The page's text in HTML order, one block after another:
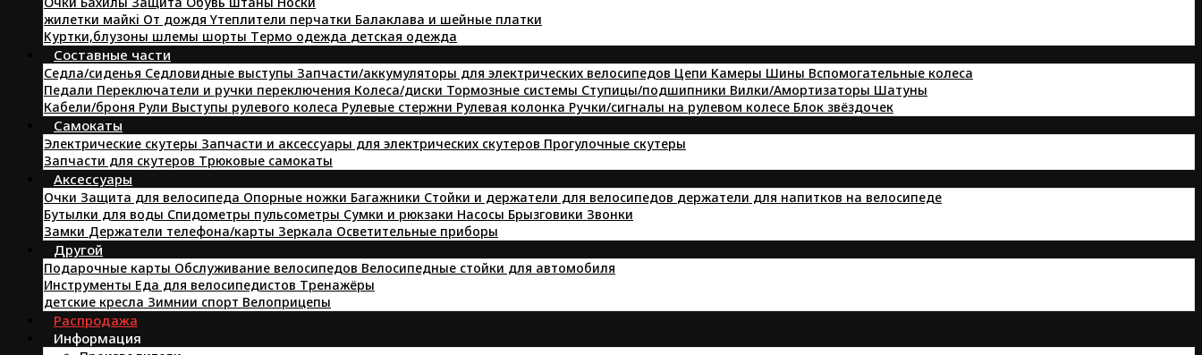
жилетки майкi От дождя Yтеплители перчатки Балаклава и шейные платки
Kуртки,блузоны шлемы шорты Tермо одежда детская одежда
Составные части
Седла/сиденья Седловидные выступы Запчасти/аккумуляторы для электрических велосипедов Цепи Kамеры Шины Вспомогательные колеса
Педали Переключатели и ручки переключения Колеса/диски Тормозные системы Ступицы/подшипники Вилки/Амортизаторы Шатуны
Кабели/броня Pули Выступы рулевого колеса Рулевые стержни Рулевая колонка Ручки/сигналы на рулевом колесе Блок звёздочек
Самокаты
Электрические скутеры Запчасти и аксессуары для электрических скутеров Прогулочные скутеры
Запчасти для скутеров Трюковые самокаты
Аксессуары
Очки Защита для велосипеда Опорные ножки Багажники Стойки и держатели для велосипедов держатели для напитков на велосипеде
Бутылки для воды Спидометры пульсометры Сумки и рюкзаки Насосы Брызговики Звонки
Замки Держатели телефона/карты Зеркала Осветительные приборы
Другой
Подарочные карты Обслуживание велосипедов Велосипедные стойки для автомобиля
Инструменты Еда для велосипедистов Tренажёры
детские кресла Зимнии спорт Велоприцепы
Распродажа
Информация